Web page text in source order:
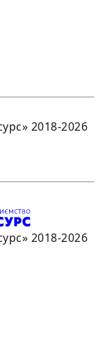
2018-2026
2018-2026